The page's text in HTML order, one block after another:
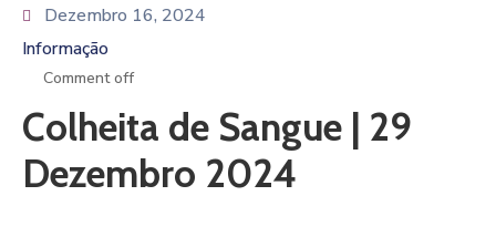
Dezembro 16, 2024
Informação
Comment off
Colheita de Sangue | 29
Dezembro 2024